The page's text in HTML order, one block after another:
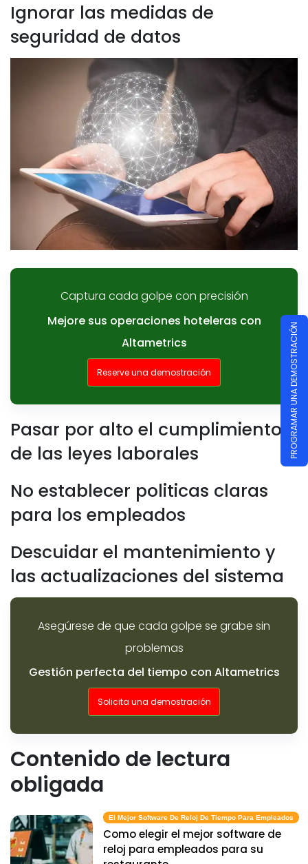
Ignorar las medidas de
seguridad de datos
Captura cada golpe con precisión
Mejore sus operaciones hoteleras con
Altametrics
Reserve una demostración
Pasar por alto el cumplimiento
de las leyes laborales
No establecer politicas claras
para los empleados
Descuidar el mantenimiento y
las actualizaciones del sistema
Asegúrese de que cada golpe se grabe sin
problemas
Gestión perfecta del tiempo con Altametrics
Solicita una demostración
Contenido de lectura
obligada
El Mejor Software De Reloj De Tiempo Para Empleados
Como elegir el mejor software de
reloj para empleados para su
PROGRAMAR UNA DEMOSTRACIÓN